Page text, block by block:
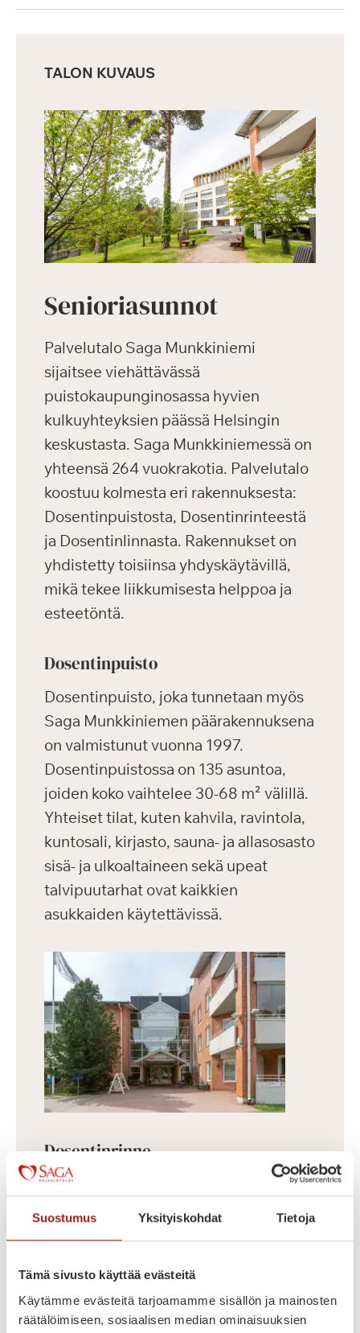
Suostumus Yksityiskohdat Tietoja
Tämä sivusto käyttää evästeitä
Käytämme evästeitä tarjoamamme sisällön ja mainosten
räätälöimiseen, sosiaalisen median ominaisuuksien
TALON KUVAUS
Senioriasunnot
Palvelutalo Saga Munkkiniemi
sijaitsee viehättävässä
puistokaupunginosassa hyvien
kulkuyhteyksien päässä Helsingin
keskustasta. Saga Munkkiniemessä on
yhteensä 264 vuokrakotia. Palvelutalo
koostuu kolmesta eri rakennuksesta:
Dosentinpuistosta, Dosentinrinteestä
ja Dosentinlinnasta. Rakennukset on
yhdistetty toisiinsa yhdyskäytävillä,
mikä tekee liikkumisesta helppoa ja
esteetöntä.
Dosentinpuisto
Dosentinpuisto, joka tunnetaan myös
Saga Munkkiniemen päärakennuksena
on valmistunut vuonna 1997.
Dosentinpuistossa on 135 asuntoa,
joiden koko vaihtelee 30-68 m² välillä.
Yhteiset tilat, kuten kahvila, ravintola,
kuntosali, kirjasto, sauna- ja allasosasto
sisä- ja ulkoaltaineen sekä upeat
talvipuutarhat ovat kaikkien
asukkaiden käytettävissä.
Dosentinrinne
Vuonna 2009 valmistunut
laajennusosa, jossa on 58 asuntoa
asunnot erottuvat edukseen suurilla
parvekkeillaan, joilta avautuu kauniit
näkymät Koneenpuistoon. Lisäksi